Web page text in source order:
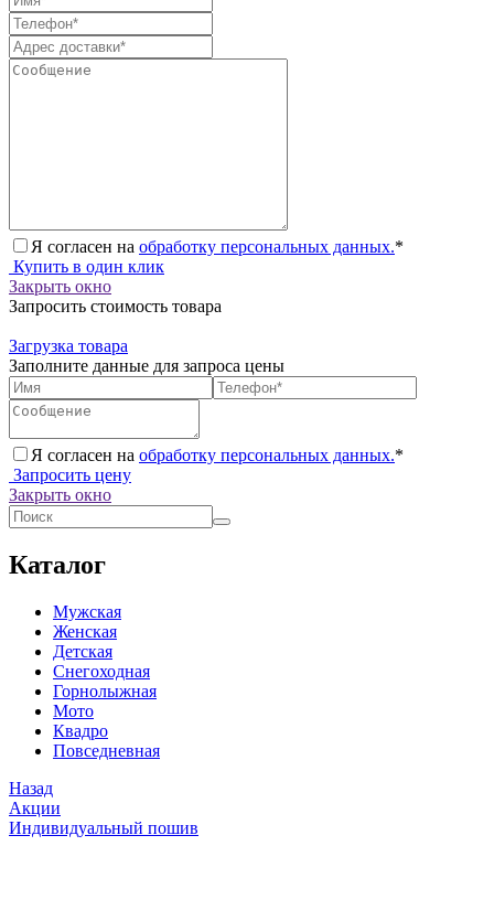
Я согласен на обработку персональных данных.*
Купить в один клик
Закрыть окно
Запросить стоимость товара
Загрузка товара
Заполните данные для запроса цены
Я согласен на обработку персональных данных.*
Запросить цену
Закрыть окно
Каталог
Мужская
Женская
Детская
Снегоходная
Горнолыжная
Мото
Квадро
Повседневная
Назад
Акции
Индивидуальный пошив